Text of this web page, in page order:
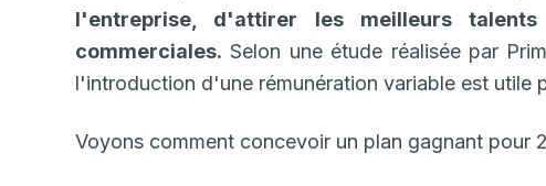
l'entreprise, d'attirer les meilleurs
commerciales. Selon une étude réalisée par
l'introduction d'une rémunération variable est utile
Voyons comment concevoir un plan gagnant pour